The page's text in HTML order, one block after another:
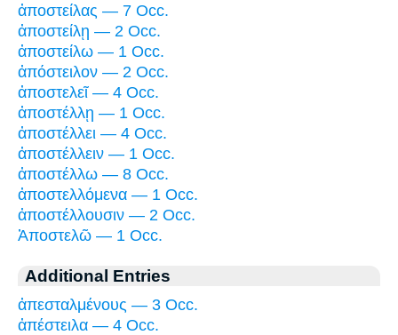
ἀποστείλας — 7 Occ.
ἀποστείλῃ — 2 Occ.
ἀποστείλω — 1 Occ.
ἀπόστειλον — 2 Occ.
ἀποστελεῖ — 4 Occ.
ἀποστέλλῃ — 1 Occ.
ἀποστέλλει — 4 Occ.
ἀποστέλλειν — 1 Occ.
ἀποστέλλω — 8 Occ.
ἀποστελλόμενα — 1 Occ.
ἀποστέλλουσιν — 2 Occ.
Ἀποστελῶ — 1 Occ.
Additional Entries
ἀπεσταλμένους — 3 Occ.
ἀπέστειλα — 4 Occ.